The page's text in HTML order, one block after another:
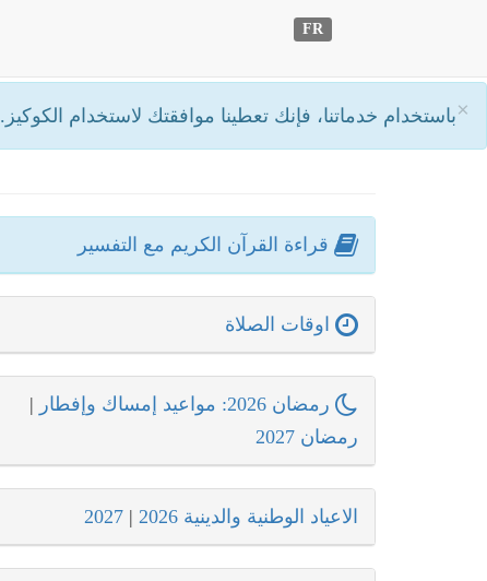
×باستخدام خدماتنا، فإنك تعطينا موافقتك لاستخدام الكوكيز.
FR
قراءة القرآن الكريم مع التفسير
اوقات الصلاة
رمضان 2026: مواعيد إمساك وإفطار
|
رمضان 2027
الاعياد الوطنية والدينية 2026 |
2027